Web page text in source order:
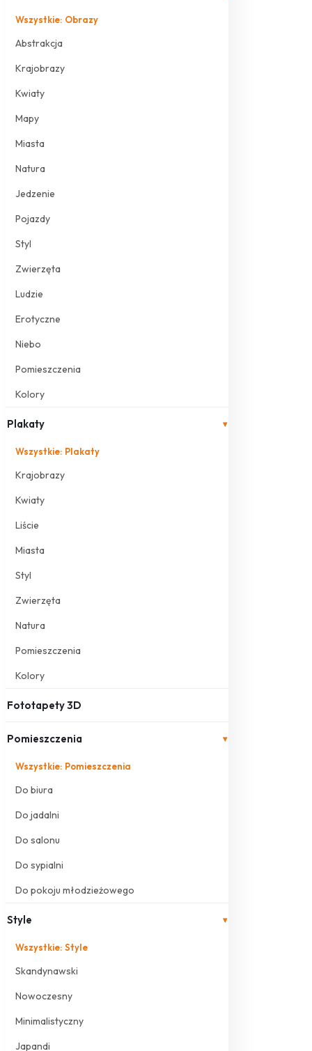
Wszystkie: Obrazy
Abstrakcja
Krajobrazy
Kwiaty
Mapy
Miasta
Natura
Jedzenie
Pojazdy
Styl
Zwierzęta
Ludzie
Erotyczne
Niebo
Pomieszczenia
Kolory
Plakaty ▾
Wszystkie: Plakaty
Krajobrazy
Kwiaty
Liście
Miasta
Styl
Zwierzęta
Natura
Pomieszczenia
Kolory
Fototapety 3D
Pomieszczenia ▾
Wszystkie: Pomieszczenia
Do biura
Do jadalni
Do salonu
Do sypialni
Do pokoju młodzieżowego
Style ▾
Wszystkie: Style
Skandynawski
Nowoczesny
Minimalistyczny
Japandi